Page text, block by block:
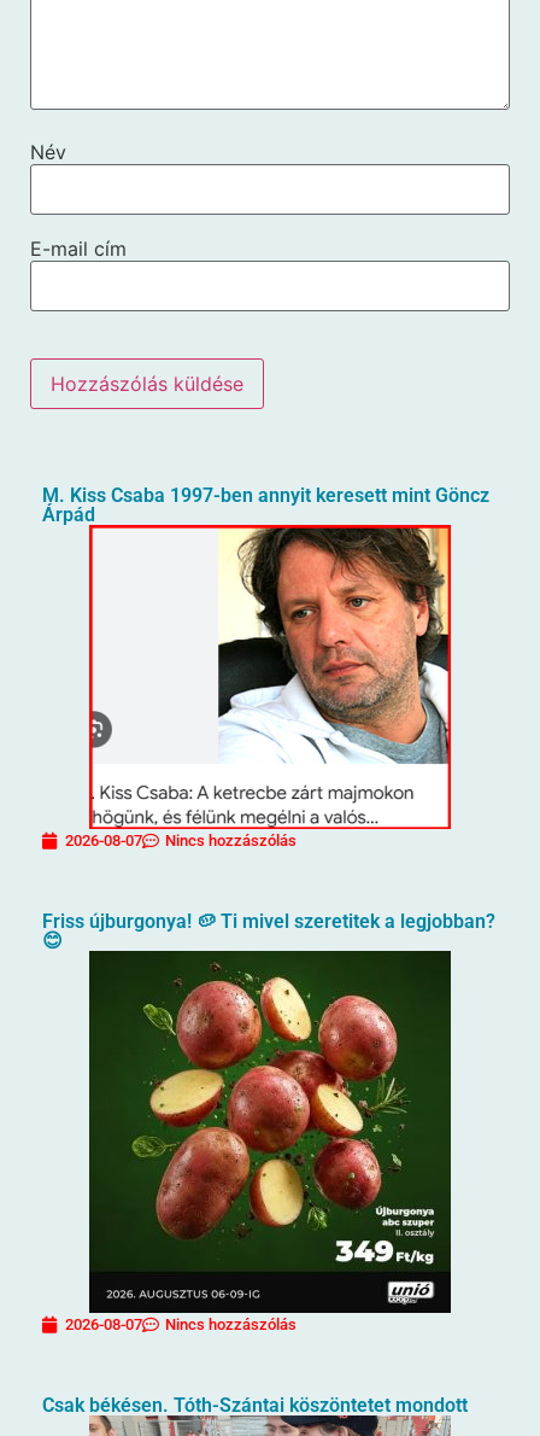
Név
E-mail cím
M. Kiss Csaba 1997-ben annyit keresett mint Göncz
Árpád
2026-08-07 Nincs hozzászólás
Friss újburgonya! 🥔 Ti mivel szeretitek a legjobban?
😊
2026-08-07 Nincs hozzászólás
Csak békésen. Tóth-Szántai köszöntetet mondott